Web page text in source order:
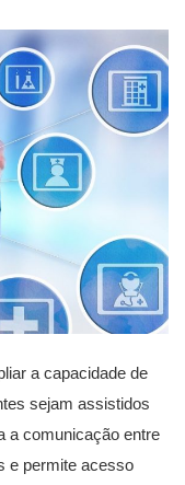
a capacidade de
sejam assistidos
a comunicação entre
e permite acesso